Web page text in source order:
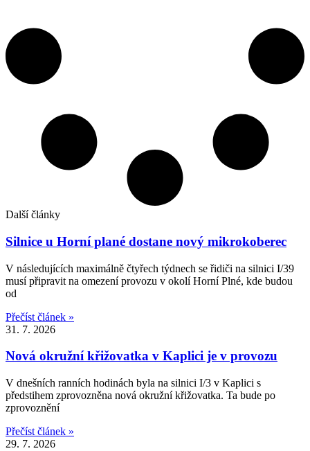
Další články
Silnice u Horní plané dostane nový mikrokoberec
V následujících maximálně čtyřech týdnech se řidiči na silnici I/39
musí připravit na omezení provozu v okolí Horní Plné, kde budou
od
Přečíst článek »
31. 7. 2026
Nová okružní křižovatka v Kaplici je v provozu
V dnešních ranních hodinách byla na silnici I/3 v Kaplici s
předstihem zprovozněna nová okružní křižovatka. Ta bude po
zprovoznění
Přečíst článek »
29. 7. 2026